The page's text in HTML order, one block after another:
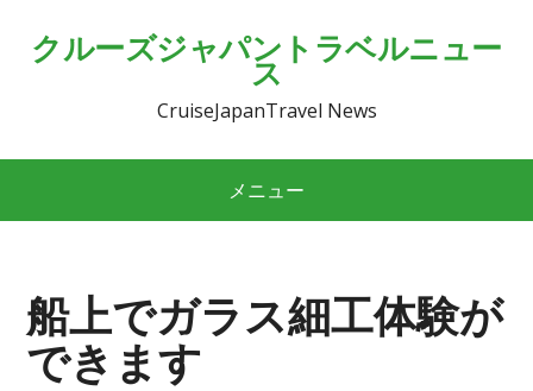
クルーズジャパントラベルニュー
ス
CruiseJapanTravel News
メニュー
船上でガラス細工体験が
できます